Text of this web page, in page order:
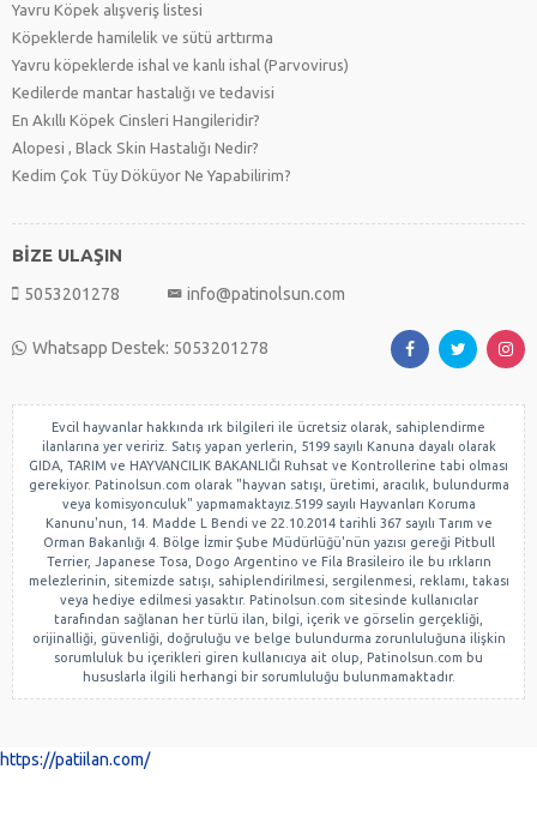
Yavru Köpek alışveriş listesi
Köpeklerde hamilelik ve sütü arttırma
Yavru köpeklerde ishal ve kanlı ishal (Parvovirus)
Kedilerde mantar hastalığı ve tedavisi
En Akıllı Köpek Cinsleri Hangileridir?
Alopesi , Black Skin Hastalığı Nedir?
Kedim Çok Tüy Döküyor Ne Yapabilirim?
BİZE ULAŞIN
5053201278 info@patinolsun.com
Whatsapp Destek: 5053201278
Evcil hayvanlar hakkında ırk bilgileri ile ücretsiz olarak, sahiplendirme
ilanlarına yer veririz. Satış yapan yerlerin, 5199 sayılı Kanuna dayalı olarak
GIDA, TARIM ve HAYVANCILIK BAKANLIĞI Ruhsat ve Kontrollerine tabi olması
gerekiyor. Patinolsun.com olarak "hayvan satışı, üretimi, aracılık, bulundurma
veya komisyonculuk" yapmamaktayız.5199 sayılı Hayvanları Koruma
Kanunu'nun, 14. Madde L Bendi ve 22.10.2014 tarihli 367 sayılı Tarım ve
Orman Bakanlığı 4. Bölge İzmir Şube Müdürlüğü'nün yazısı gereği Pitbull
Terrier, Japanese Tosa, Dogo Argentino ve Fila Brasileiro ile bu ırkların
melezlerinin, sitemizde satışı, sahiplendirilmesi, sergilenmesi, reklamı, takası
veya hediye edilmesi yasaktır. Patinolsun.com sitesinde kullanıcılar
tarafından sağlanan her türlü ilan, bilgi, içerik ve görselin gerçekliği,
orijinalliği, güvenliği, doğruluğu ve belge bulundurma zorunluluğuna ilişkin
sorumluluk bu içerikleri giren kullanıcıya ait olup, Patinolsun.com bu
hususlarla ilgili herhangi bir sorumluluğu bulunmamaktadır.
https://patiilan.com/